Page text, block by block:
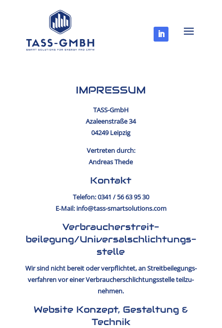
IMPRESSUM
TASS-GmbH
Azaleen­straße 34
04249 Leipzig
Vertreten durch:
Andreas Thede
Kontakt
Telefon: 0341 / 56 63 95 30
E‑Mail: info@tass-smartsolutions.com
Verbraucher­streit­
beilegung/Universal­schlichtungs­
stelle
Wir sind nicht bereit oder verpflichtet, an Streit­bei­le­gungs­
ver­fahren vor einer Verbrau­cher­schlich­tungs­stelle teilzu­
nehmen.
Website Konzept, Gestaltung &
Technik